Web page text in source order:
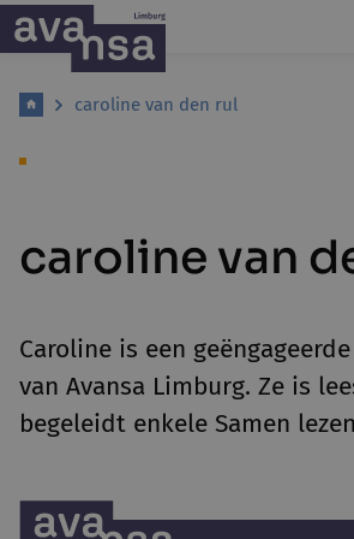
caroline van den rul
caroline van
Caroline is een
van Avansa Limburg. Ze is
begeleidt enkele Samen